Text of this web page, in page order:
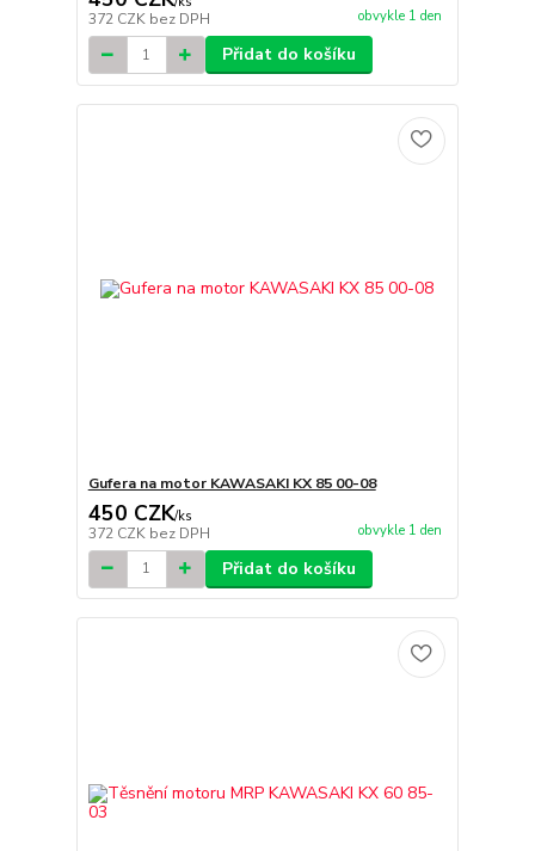
372 CZK bez DPH obvykle 1 den
Přidat do košíku
Gufera na motor KAWASAKI KX 85 00-08
450 CZK/ks
372 CZK bez DPH obvykle 1 den
Přidat do košíku